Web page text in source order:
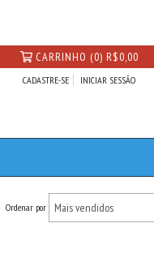
CARRINHO (0) R$0,00
CADASTRE-SE INICIAR SESSÃO
Ordenar por